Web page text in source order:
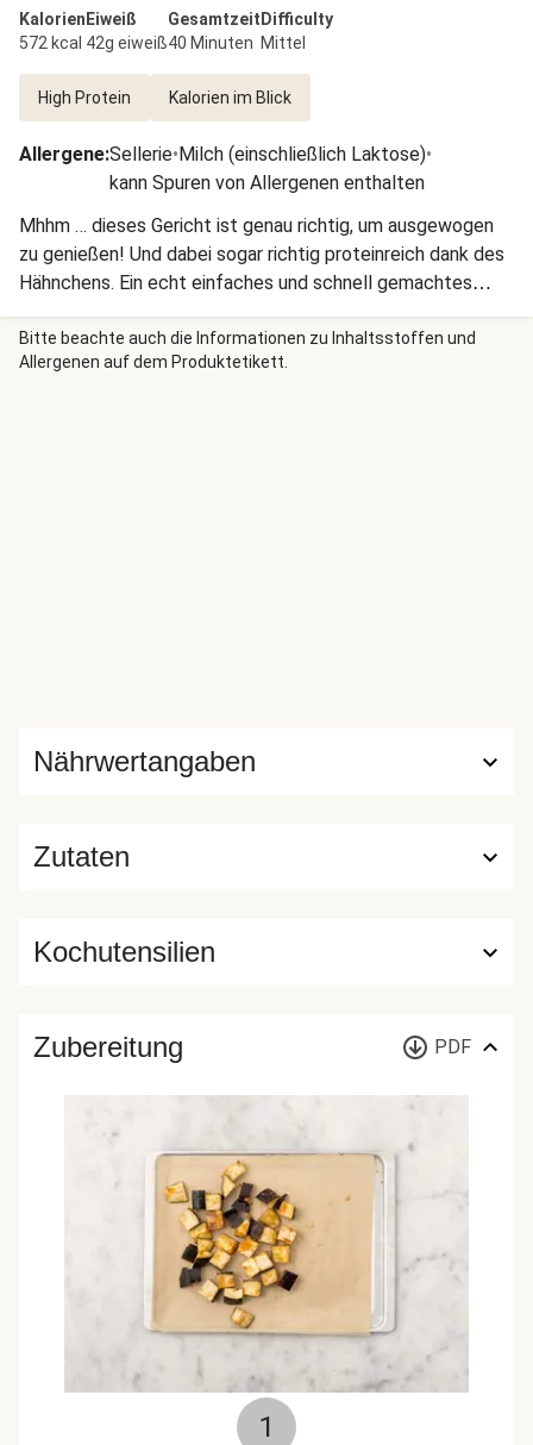
Kalorien
572 kcal
Eiweiß
42g eiweiß
Gesamtzeit
40 Minuten
Difficulty
Mittel
High Protein Kalorien im Blick
Allergene:Sellerie•Milch (einschließlich Laktose)•
kann Spuren von Allergenen enthalten
Mhhm … dieses Gericht ist genau richtig, um ausgewogen
zu genießen! Und dabei sogar richtig proteinreich dank des
Hähnchens. Ein echt einfaches und schnell gemachtes
Gericht, das Dir heute den Tag verschönert. Wir wünschen
Dir einen guten Appetit!
Bitte beachte auch die Informationen zu Inhaltsstoffen und
Allergenen auf dem Produktetikett.
Zutaten
Nährwertangaben
Kochutensilien
Zubereitung PDF
1